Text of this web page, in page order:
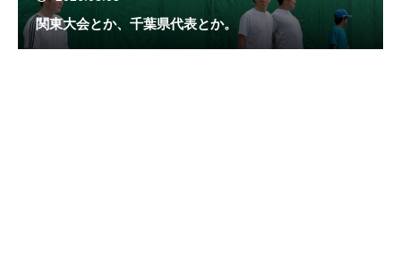
関東大会とか、千葉県代表とか。